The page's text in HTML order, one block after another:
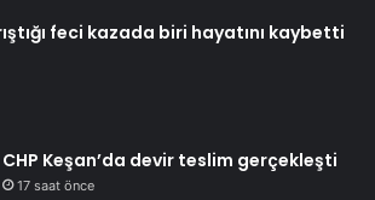
feci kazada biri hayatını kaybetti
CHP Keşan’da devir teslim gerçekleşti
17 saat önce